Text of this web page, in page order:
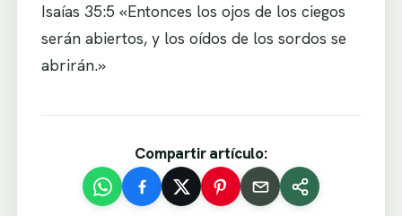
Isaías 35:5 «Entonces los ojos de los ciegos
serán abiertos, y los oídos de los sordos se
abrirán.»
Compartir artículo: